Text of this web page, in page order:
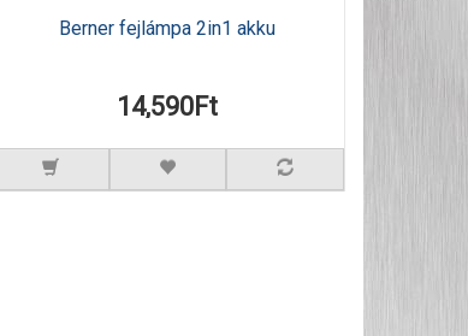
Berner fejlámpa 2in1 akku
14,590Ft